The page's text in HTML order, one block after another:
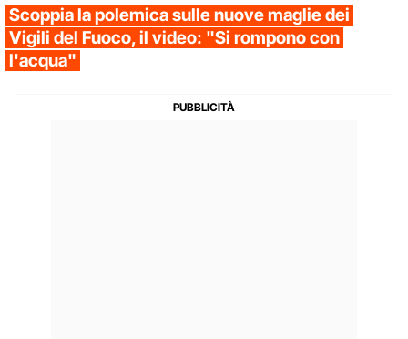
Scoppia la polemica sulle nuove maglie dei
Vigili del Fuoco, il video: "Si rompono con
l'acqua"